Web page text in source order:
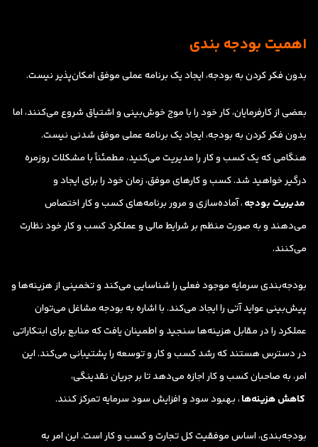
اهمیت بودجه بندی
بدون فکر کردن به بودجه، ایجاد یک برنامه عملی موفق امکان‌پذیر نیست.
بعضی از کارفرمایان، کار خود را با موج خوش‌بینی و اشتیاق شروع می‌کنند، اما
بدون فکر کردن به بودجه، ایجاد یک برنامه عملی موفق شدنی نیست.
هنگامی که یک کسب و کار را مدیریت می‌کنید، مطمئناً با مشکلات روزمره
درگیر خواهید شد. کسب و کارهای موفق، زمان خود را برای ایجاد و
مدیریت بودجه، آماده‌سازی و مرور برنامه‌های کسب و کار اختصاص
می‌دهند و به صورت منظم بر شرایط مالی و عملکرد کسب و کار خود نظارت
می‌کنند.
بودجه‌بندی سرمایه موجود فعلی را شناسایی می‌کند و تخمینی از هزینه‌ها و
پیش‌بینی عواید آتی را ایجاد می‌کند. با اشاره به بودجه مشاغل می‌توان
عملکرد را در مقابل هزینه‌ها سنجید و اطمینان یافت که منابع برای ابتکاراتی
در دسترس هستند که رشد کسب و کار و توسعه را پشتیبانی می‌کند. این
امر، به صاحبان کسب و کار اجازه می‌دهد تا بر جریان نقدینگی،
کاهش هزینه‌ها، بهبود سود و افزایش سود سرمایه تمرکز کنند.
بودجه‌بندی، اساس موفقیت کل تجارت و کسب و کار است. این امر به